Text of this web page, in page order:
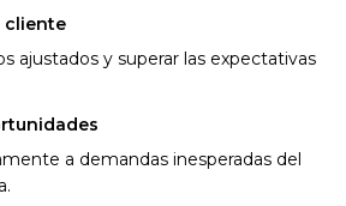
cliente
ajustados y superar las expectativas
a demandas inesperadas del